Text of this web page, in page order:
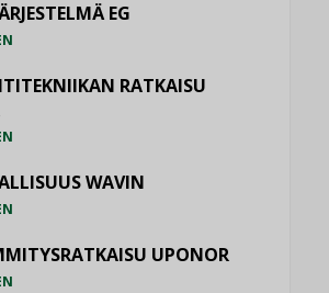
EG
RATKAISU
WAVIN
UPONOR